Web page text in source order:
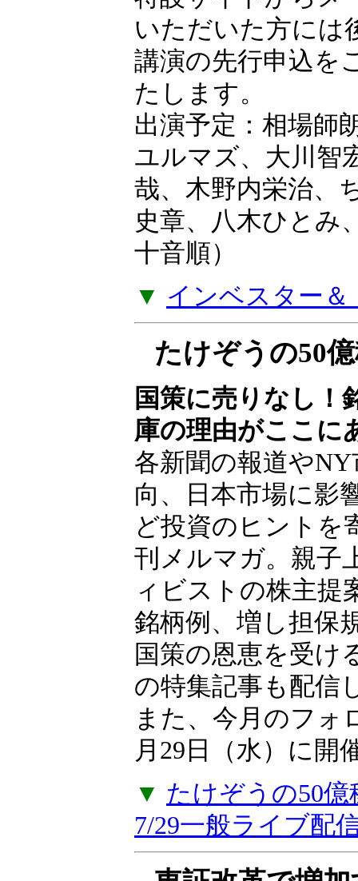
特設サイトからメ
いただいた方には
講演の先行申込を
たします。
出演予定：相場師
ユルマズ、大川智
哉、木野内栄治、
史章、八木ひとみ
十音順）
▼ インベスター＆
たけぞうの50
国策に売りなし！
庫の理由がここに
各新聞の報道や
向、日本市場に影
ど投資のヒントを
刊メルマガ。親子
ィビストの株主提
銘柄例、増し担保
国策の恩恵を受け
の特集記事も配信
また、今月のフォ
月29日（水）に開
▼ たけぞうの50
7/29一般ライブ配